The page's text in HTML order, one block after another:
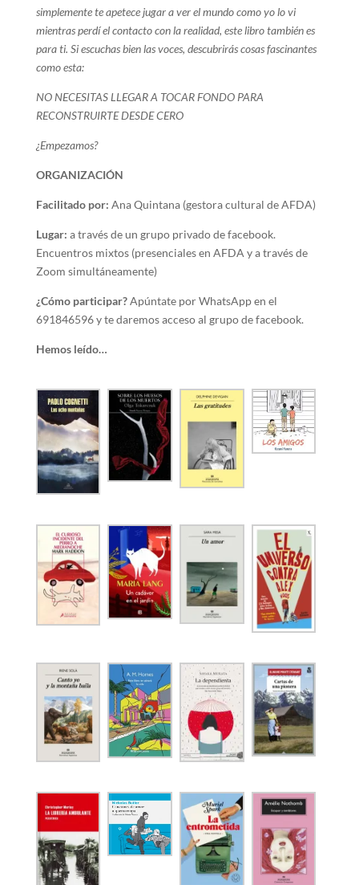
simplemente te apetece jugar a ver el mundo como yo lo vi
mientras perdí el contacto con la realidad, este libro también es
para ti. Si escuchas bien las voces, descubrirás cosas fascinantes
como esta:
NO NECESITAS LLEGAR A TOCAR FONDO PARA
RECONSTRUIRTE DESDE CERO
¿Empezamos?
ORGANIZACIÓN
Facilitado por: Ana Quintana (gestora cultural de AFDA)
Lugar: a través de un grupo privado de facebook.
Encuentros mixtos (presenciales en AFDA y a través de
Zoom simultáneamente)
¿Cómo participar?Apúntate por WhatsApp en el
691846596 y te daremos acceso al grupo de facebook.
Hemos leído…